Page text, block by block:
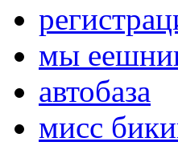
мы
автобаза
мисс